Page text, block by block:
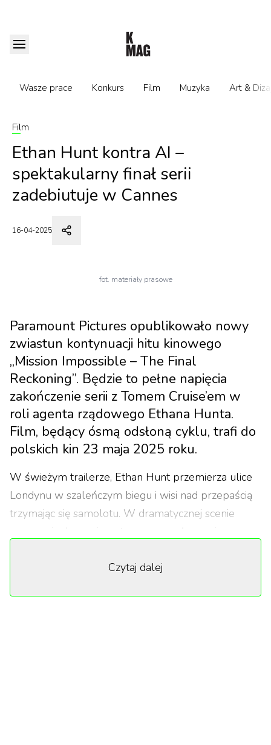
Wasze prace Konkurs Film Muzyka Art &
Film
Ethan Hunt kontra AI –
spektakularny finał serii
zadebiutuje w Cannes
16-04-2025
fot. materiały prasowe
Paramount Pictures opublikowało nowy
zwiastun kontynuacji hitu kinowego
„Mission Impossible – The Final
Reckoning”. Będzie to pełne napięcia
zakończenie serii z Tomem Cruise’em w
roli agenta rządowego Ethana Hunta.
Film, będący ósmą odsłoną cyklu, trafi do
polskich kin 23 maja 2025 roku.
W świeżym trailerze, Ethan Hunt przemierza ulice
Londynu w szaleńczym biegu i wisi nad przepaścią
trzymając się samolotu. W dramatycznej scenie
zwraca się do swojego towarzysza słowami
raz”. Zapowiedź sugeruje, że Tom Cruise, jeszcze raz
Czytaj dalej